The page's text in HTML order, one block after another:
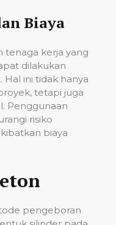
Biaya
tenaga kerja yang
dilakukan
ini tidak hanya
tetapi juga
Penggunaan
risiko
biaya
pengeboran